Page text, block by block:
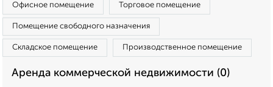
Офисное помещение Торговое помещение
Помещение свободного назначения
Складское помещение Производственное помещение
Аренда коммерческой недвижимости (0)